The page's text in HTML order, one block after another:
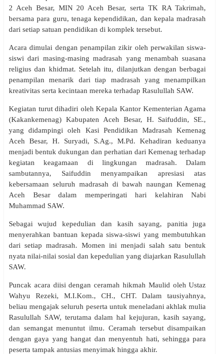
2 Aceh Besar, MIN 20 Aceh Besar, serta TK RA Takrimah,
bersama para guru, tenaga kependidikan, dan kepala madrasah
dari setiap satuan pendidikan di komplek tersebut.
Acara dimulai dengan penampilan zikir oleh perwakilan siswa-
siswi dari masing-masing madrasah yang menambah suasana
religius dan khidmat. Setelah itu, dilanjutkan dengan berbagai
penampilan menarik dari tiap madrasah yang menampilkan
kreativitas serta kecintaan mereka terhadap Rasulullah SAW.
Kegiatan turut dihadiri oleh Kepala Kantor Kementerian Agama
(Kakankemenag) Kabupaten Aceh Besar, H. Saifuddin, SE.,
yang didampingi oleh Kasi Pendidikan Madrasah Kemenag
Aceh Besar, H. Suryadi, S.Ag., M.Pd. Kehadiran keduanya
menjadi bentuk dukungan dan perhatian dari Kemenag terhadap
kegiatan keagamaan di lingkungan madrasah. Dalam
sambutannya, Saifuddin menyampaikan apresiasi atas
kebersamaan seluruh madrasah di bawah naungan Kemenag
Aceh Besar dalam memperingati hari kelahiran Nabi
Muhammad SAW.
Sebagai wujud kepedulian dan kasih sayang, panitia juga
menyerahkan bantuan kepada siswa-siswi yang membutuhkan
dari setiap madrasah. Momen ini menjadi salah satu bentuk
nyata nilai-nilai sosial dan kepedulian yang diajarkan Rasulullah
SAW.
Puncak acara diisi dengan ceramah hikmah Maulid oleh Ustaz
Wahyu Rezeki, M.I.Kom., CH., CHT. Dalam tausiyahnya,
beliau mengajak seluruh peserta untuk meneladani akhlak mulia
Rasulullah SAW, terutama dalam hal kejujuran, kasih sayang,
dan semangat menuntut ilmu. Ceramah tersebut disampaikan
dengan gaya yang hangat dan menyentuh hati, sehingga para
peserta tampak antusias menyimak hingga akhir.